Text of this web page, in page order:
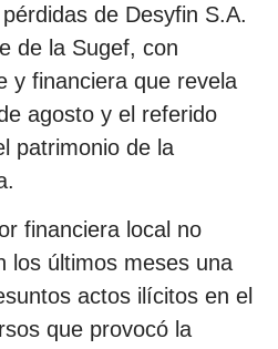
de Desyfin S.A.
de la Sugef, con
y financiera que revela
agosto y el referido
patrimonio de la
financiera local no
los últimos meses una
actos ilícitos en el
que provocó la